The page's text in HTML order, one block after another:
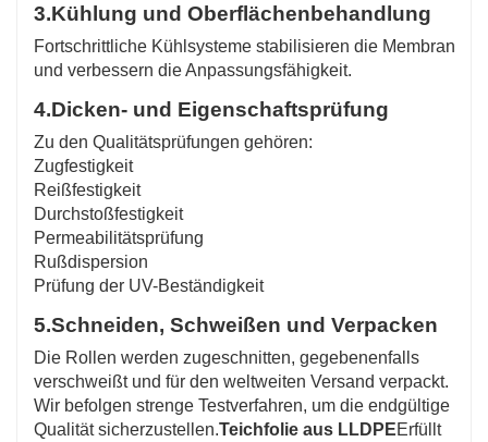
3.Kühlung und Oberflächenbehandlung
Fortschrittliche Kühlsysteme stabilisieren die Membran
und verbessern die Anpassungsfähigkeit.
4.Dicken- und Eigenschaftsprüfung
Zu den Qualitätsprüfungen gehören:
Zugfestigkeit
Reißfestigkeit
Durchstoßfestigkeit
Permeabilitätsprüfung
Rußdispersion
Prüfung der UV-Beständigkeit
5.Schneiden, Schweißen und Verpacken
Die Rollen werden zugeschnitten, gegebenenfalls
verschweißt und für den weltweiten Versand verpackt.
Wir befolgen strenge Testverfahren, um die endgültige
Qualität sicherzustellen.Teichfolie aus LLDPEErfüllt